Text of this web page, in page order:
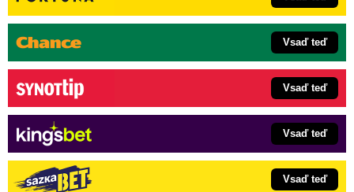
Vsaď teď
Vsaď teď
Vsaď teď
Vsaď teď